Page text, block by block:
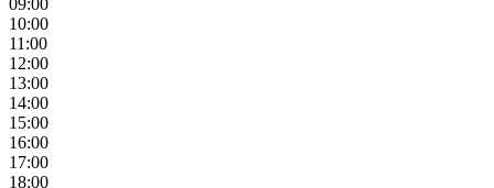
09:00
10:00
11:00
12:00
13:00
14:00
15:00
16:00
17:00
18:00